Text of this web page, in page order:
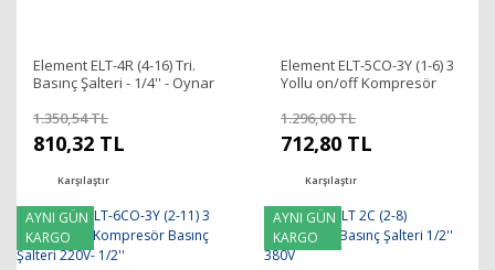
Element ELT-4R (4-16) Tri.
Basınç Şalteri - 1/4'' - Oynar
1.350,54 TL
810,32 TL
Karşılaştır
Element ELT-5CO-3Y (1-6) 3
Yollu on/off Kompresör
1.296,00 TL
712,80 TL
Karşılaştır
AYNI GÜN
KARGO
AYNI GÜN
KARGO